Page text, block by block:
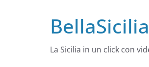
La Sicilia in un click con